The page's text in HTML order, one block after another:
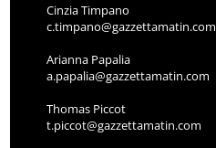
Cinzia Timpano
c.timpano@gazzettamatin.com
Arianna Papalia
a.papalia@gazzettamatin.com
Thomas Piccot
t.piccot@gazzettamatin.com